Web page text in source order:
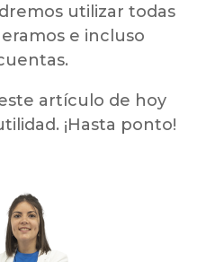
utilizar todas
e incluso
artículo de hoy
¡Hasta ponto!